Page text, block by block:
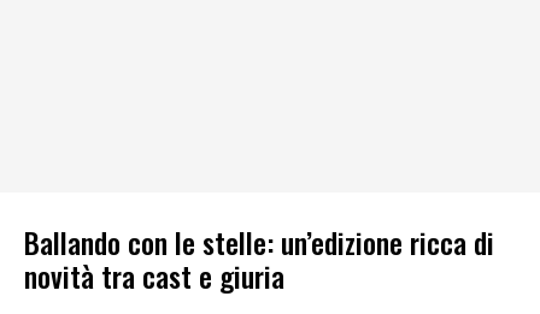
Ballando con le stelle: un’edizione ricca di
novità tra cast e giuria